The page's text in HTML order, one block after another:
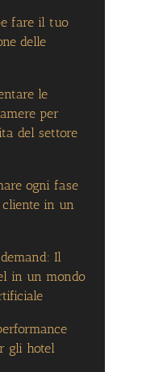
fare il tuo
delle
le
per
del settore
ogni fase
in un
Il
in un mondo
gli hotel